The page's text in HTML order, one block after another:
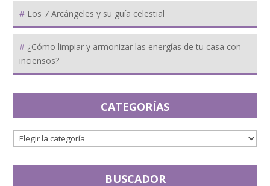
Los 7 Arcángeles y su guía celestial
¿Cómo limpiar y armonizar las energías de tu casa con
inciensos?
CATEGORÍAS
BUSCADOR